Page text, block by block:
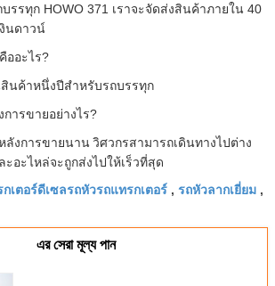
รรทุก HOWO 371 เราจะจัดส่งสินค้าภายใน 40
นดาวน์
ออะไร?
นค้าหนึ่งปีสำหรับรถบรรทุก
ารขายอย่างไร?
ลังการขายนานวิศวกรสามารถเดินทางไปต่าง
ะอะไหล่จะถูกส่งไปให้เร็วที่สุด
เตอร์ดีเซลรถหัวรถแทรกเตอร์ , รถหัวลากเยี่ยม ,
এর সেরা মূল্য পান